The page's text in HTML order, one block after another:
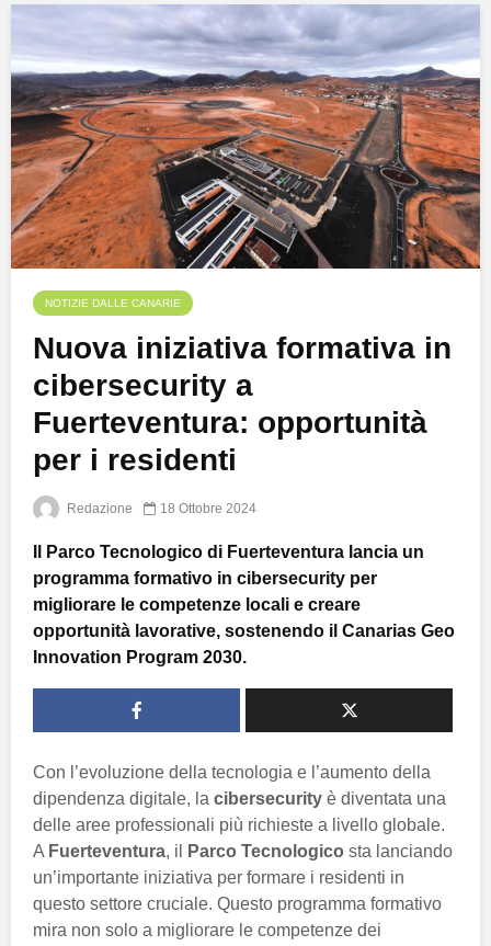
NOTIZIE DALLE CANARIE
Nuova iniziativa formativa in
cibersecurity a
Fuerteventura: opportunità
per i residenti
Redazione 18 Ottobre 2024
Il Parco Tecnologico di Fuerteventura lancia un
programma formativo in cibersecurity per
migliorare le competenze locali e creare
opportunità lavorative, sostenendo il Canarias Geo
Innovation Program 2030.
Con l’evoluzione della tecnologia e l’aumento della
dipendenza digitale, la cibersecurity è diventata una
delle aree professionali più richieste a livello globale.
A Fuerteventura, il Parco Tecnologico sta lanciando
un’importante iniziativa per formare i residenti in
questo settore cruciale. Questo programma formativo
mira non solo a migliorare le competenze dei